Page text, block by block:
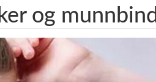
og munnbind